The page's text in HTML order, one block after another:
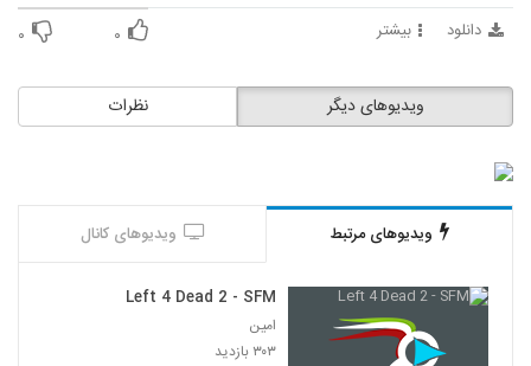
دانلود بیشتر ۰ ۰
نظرات ویدیوهای دیگر
ویدیوهای مرتبط ویدیوهای کانال
Left 4 Dead 2 - SFM
امین
۳۰۳ بازدید